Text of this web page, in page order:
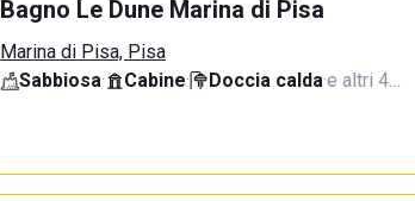
Bagno Le Dune Marina di Pisa
Marina di Pisa, Pisa
Sabbiosa· Cabine· Doccia calda·e altri 4…